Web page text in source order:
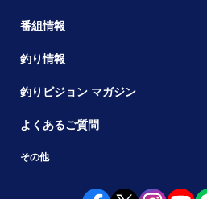
番組情報
釣り情報
釣りビジョン マガジン
よくあるご質問
その他